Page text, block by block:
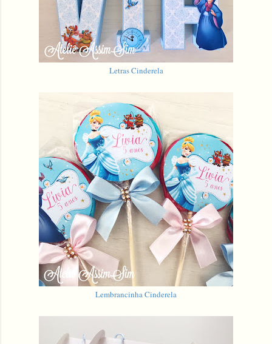
Letras Cinderela
Lembrancinha Cinderela